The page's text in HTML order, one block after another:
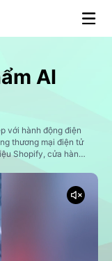
▼
AI
với hành động điện
thương mại điện tử
Shopify, cửa hàng